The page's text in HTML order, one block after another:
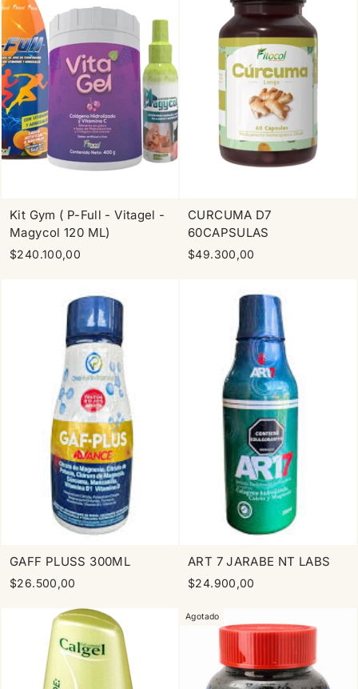
Kit Gym ( P-Full - Vitagel -
Magycol 120 ML)
$240.100,00
CURCUMA D7
60CAPSULAS
$49.300,00
GAFF PLUSS 300ML
$26.500,00
ART 7 JARABE NT LABS
$24.900,00
Agotado